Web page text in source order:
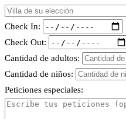
Check In:
Check Out:
Cantidad de adultos:
Cantidad de niños:
Peticiones especiales: